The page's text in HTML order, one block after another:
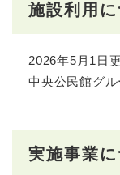
施設利用
2026年5月1日
中央公民館グ
実施事業